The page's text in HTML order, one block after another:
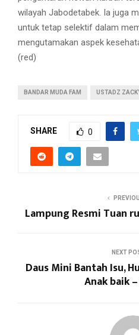
wilayah Jabodetabek. Ia juga
untuk tetap selektif dalam
mengutamakan aspek
(red)
BANDAR MUDA FAM USTADZ
SHARE 0
Lampung Resmi Tuan
NEXT
Daus Mini Bantah Isu,
Anak baik